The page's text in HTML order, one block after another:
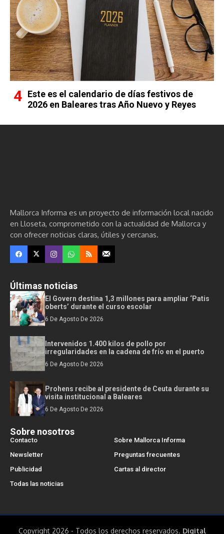
Este es el calendario de días festivos de
2026 en Baleares tras Año Nuevo y Reyes
Mallorca Informa es un proyecto de información local nacido
en Lloseta, comprometido con la actualidad de Mallorca y
con ofrecer noticias claras, útiles y cercanas.
Últimas noticias
El Govern destina 1,3 millones para ampliar ‘Patis
oberts’ durante el curso escolar
6 De Agosto De 2026
Intervenidos 1.400 kilos de pollo por
irregularidades en la cadena de frío en el puerto
6 De Agosto De 2026
Prohens recibe al presidente de Ceuta durante su
visita institucional a Baleares
6 De Agosto De 2026
Sobre nosotros
Contacto
Sobre Mallorca Informa
Newsletter
Preguntas frecuentes
Publicidad
Cartas al director
Todas las noticias
Copyright 2026 - Todos los derechos reservados. Digital